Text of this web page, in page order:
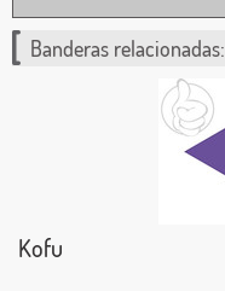
Banderas relacionadas:
Kofu